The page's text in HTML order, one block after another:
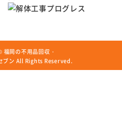
福岡の不用品回収・
ブン All Rights Reserved.